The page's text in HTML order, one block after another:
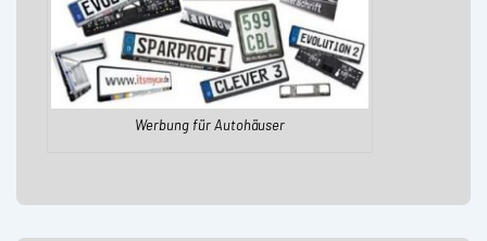
Werbung für Autohäuser